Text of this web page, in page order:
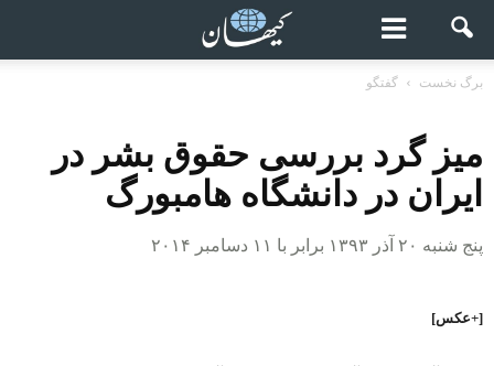
برگ نخست گفتگو
میز گرد بررسی حقوق بشر در
ایران در دانشگاه هامبورگ
پنج شنبه ۲۰ آذر ۱۳۹۳ برابر با ۱۱ دسامبر ۲۰۱۴
[+عکس]